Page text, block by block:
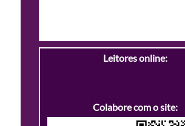
Leitores online:
Colabore com o site: